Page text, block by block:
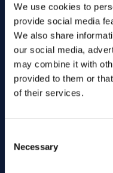
We use cookies to
provide social media
We also share
our social media,
may combine it with
provided to them or
of their services.
Selection
Necessary
połączenie niskiej
temperatury.
Przemysłowe
Elementy narażone na
Odporność na
przy długotrwałym
zastosowań
Wymiary. (mm): 12.70
Warehouse:
Stan magazynowy:
Add to
Wymiary. (mm):